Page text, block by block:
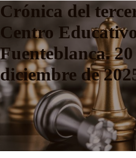
Crónica del
Centro
Fuenteblanca.
diciembre de